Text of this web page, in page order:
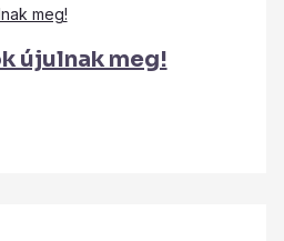
újulnak meg!